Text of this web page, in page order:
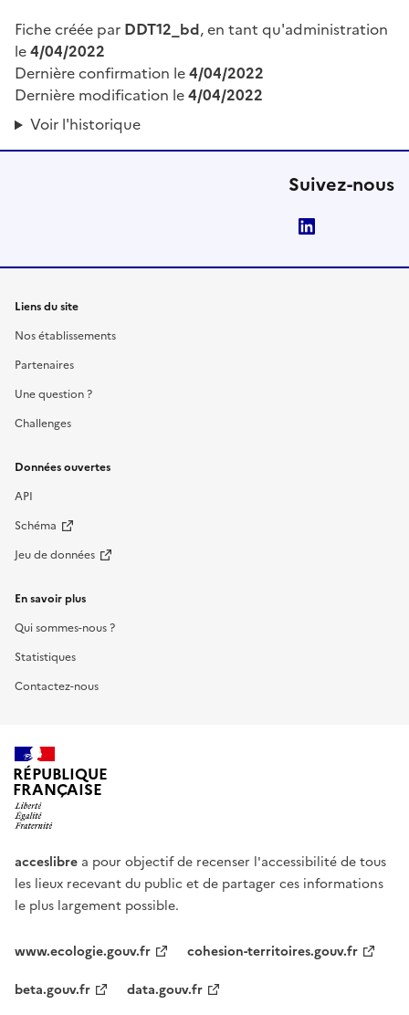
Fiche créée par DDT12_bd, en tant qu'administration
le4/04/2022
Dernière confirmation le4/04/2022
Dernière modification le4/04/2022
Voir l'historique
Suivez-nous
Liens du site
Nos établissements
Partenaires
Une question ?
Challenges
Données ouvertes
API
Schéma
Jeu de données
En savoir plus
Qui sommes-nous ?
Statistiques
Contactez-nous
RÉPUBLIQUE
FRANÇAISE
acceslibre a pour objectif de recenser l'accessibilité de tous
les lieux recevant du public et de partager ces informations
le plus largement possible.
www.ecologie.gouv.fr
cohesion-territoires.gouv.fr
beta.gouv.fr
data.gouv.fr